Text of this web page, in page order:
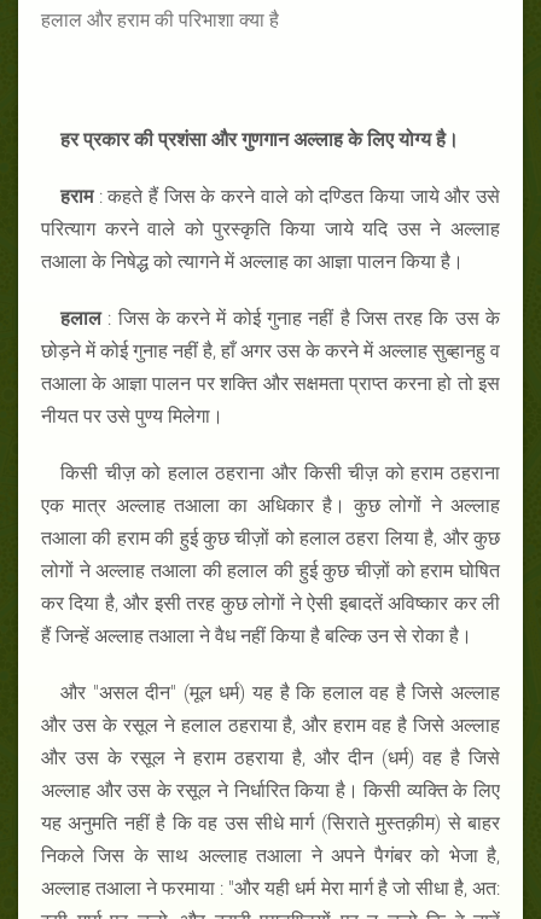
हलाल और हराम की परिभाशा क्या है
हर प्रकार की प्रशंसा और गुणगान अल्लाह के लिए योग्य है।
हराम: कहते हैं जिस के करने वाले को दण्डित किया जाये और उसे
परित्याग करने वाले को पुरस्कृति किया जाये यदि उस ने अल्लाह
तआला के निषेद्ध को त्यागने में अल्लाह का आज्ञा पालन किया है।
हलाल: जिस के करने में कोई गुनाह नहीं है जिस तरह कि उस के
छोड़ने में कोई गुनाह नहीं है, हाँ अगर उस के करने में अल्लाह सुब्हानहु व
तआला के आज्ञा पालन पर शक्ति और सक्षमता प्राप्त करना हो तो इस
नीयत पर उसे पुण्य मिलेगा।
किसी चीज़ को हलाल ठहराना और किसी चीज़ को हराम ठहराना
एक मात्र अल्लाह तआला का अधिकार है। कुछ लोगों ने अल्लाह
तआला की हराम की हुई कुछ चीज़ों को हलाल ठहरा लिया है, और कुछ
लोगों ने अल्लाह तआला की हलाल की हुई कुछ चीज़ों को हराम घोषित
कर दिया है, और इसी तरह कुछ लोगों ने ऐसी इबादतें अविष्कार कर ली
हैं जिन्हें अल्लाह तआला ने वैध नहीं किया है बल्कि उन से रोका है।
और "असल दीन" (मूल धर्म) यह है कि हलाल वह है जिसे अल्लाह
और उस के रसूल ने हलाल ठहराया है, और हराम वह है जिसे अल्लाह
और उस के रसूल ने हराम ठहराया है, और दीन (धर्म) वह है जिसे
अल्लाह और उस के रसूल ने निर्धारित किया है। किसी व्यक्ति के लिए
यह अनुमति नहीं है कि वह उस सीधे मार्ग (सिराते मुस्तक़ीम) से बाहर
निकले जिस के साथ अल्लाह तआला ने अपने पैगंबर को भेजा है,
अल्लाह तआला ने फरमाया : "और यही धर्म मेरा मार्ग है जो सीधा है, अत: